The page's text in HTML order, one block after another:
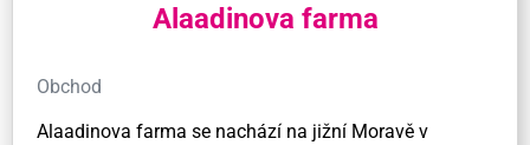
Alaadinova farma
Obchod
Alaadinova farma se nachází na jižní Moravě v